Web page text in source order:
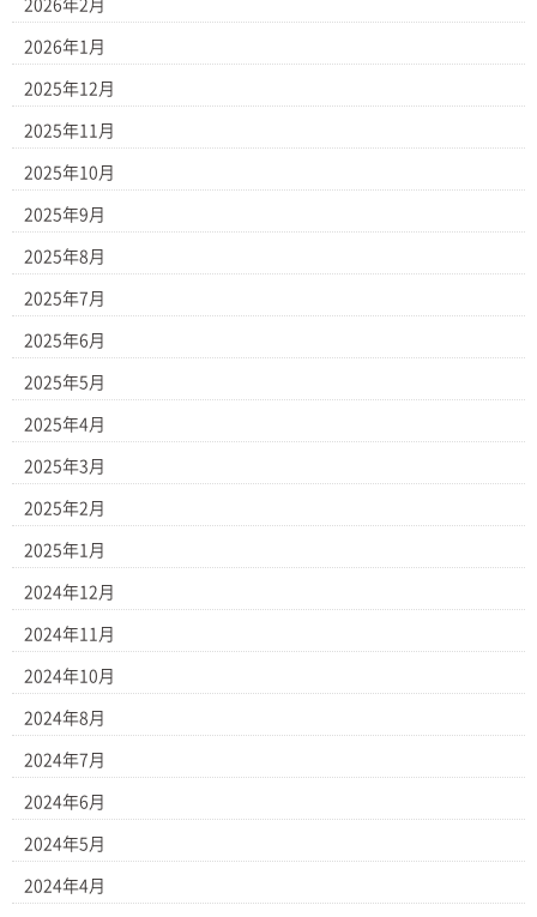
2026年2月
2026年1月
2025年12月
2025年11月
2025年10月
2025年9月
2025年8月
2025年7月
2025年6月
2025年5月
2025年4月
2025年3月
2025年2月
2025年1月
2024年12月
2024年11月
2024年10月
2024年8月
2024年7月
2024年6月
2024年5月
2024年4月